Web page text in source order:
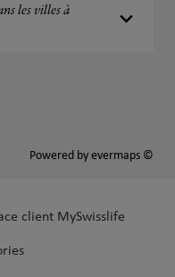
les villes à
Powered by evermaps ©
client MySwisslife